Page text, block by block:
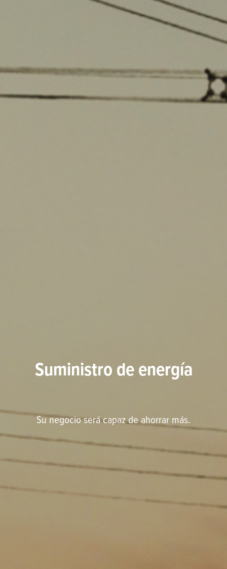
Suministro de energía
Su negocio será capaz de ahorrar más.